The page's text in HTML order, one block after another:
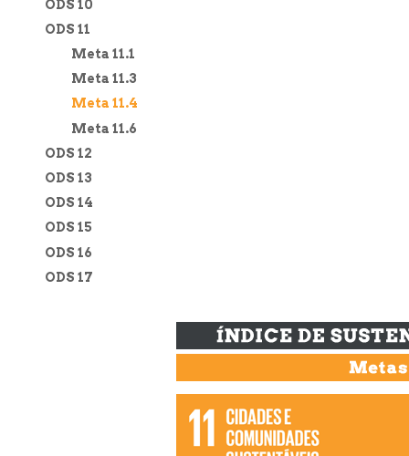
ODS 10
ODS 11
Meta 11.1
Meta 11.3
Meta 11.4
Meta 11.6
ODS 12
ODS 13
ODS 14
ODS 15
ODS 16
ODS 17